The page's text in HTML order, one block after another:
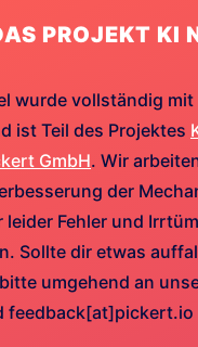
PROJEKT KI
wurde vollständig mit
ist Teil des Projektes
GmbH. Wir
der
leider Fehler und
Sollte dir etwas
umgehend an
feedback[at]pickert.io